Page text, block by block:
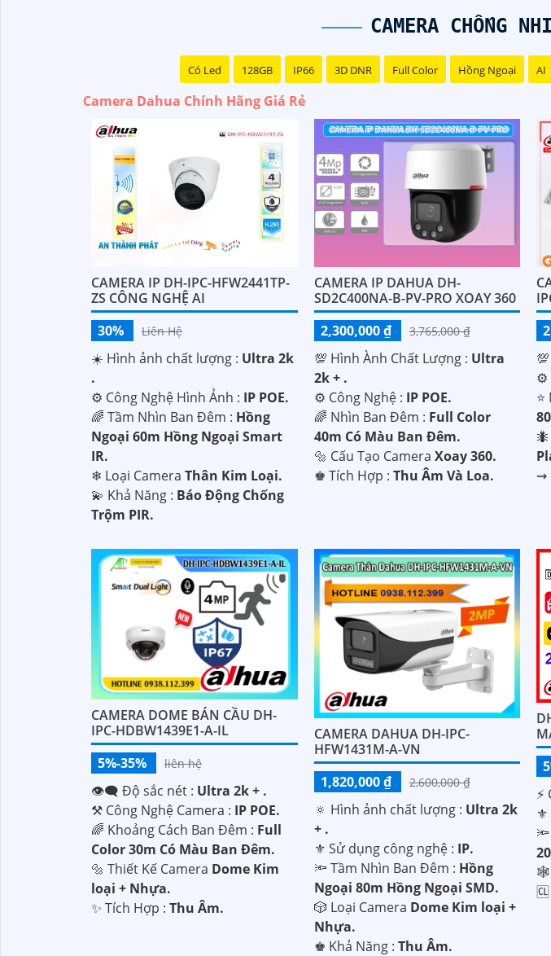
CAMERA CHỐNG
Có Led 128GB IP66 3D DNR Full Color Hồng Ngoại AI
Camera Dahua Chính Hãng Giá Rẻ
CAMERA IP DH-IPC-HFW2441TP-
ZS CÔNG NGHỆ AI
30%
Liên Hệ
☀️ Hình ảnh chất lượng : Ultra 2k
.
⚙ Công Nghệ Hình Ảnh : IP POE.
🌈 Tầm Nhìn Ban Đêm : Hồng
Ngoại 60m Hồng Ngoại Smart
IR.
❄ Loại Camera Thân Kim Loại.
️💫 Khả Năng : Báo Động Chống
Trộm PIR.
CAMERA IP DAHUA DH-
SD2C400NA-B-PV-PRO XOAY 360
2,300,000 ₫
3,765,000 ₫
💯 Hình Ành Chất Lượng : Ultra
2k + .
⚙ Công Nghệ : IP POE.
🌈 Nhìn Ban Đêm : Full Color
40m Có Màu Ban Ðêm.
🔩 Cấu Tạo Camera Xoay 360.
️♚ Tích Hợp : Thu Âm Và Loa.
⚙
️⇝
CAMERA DOME BÁN CẦU DH-
IPC-HDBW1439E1-A-IL
5%-35%
liên hệ
👁️‍🗨 Độ sắc nét : Ultra 2k + .
⚒ Công Nghệ Camera : IP POE.
🌈 Khoảng Cách Ban Đêm : Full
Color 30m Có Màu Ban Ðêm.
🔩 Thiết Kế Camera Dome Kim
loại + Nhựa.
️✨ Tích Hợp : Thu Âm.
CAMERA DAHUA DH-IPC-
HFW1431M-A-VN
1,820,000 ₫
2,600,000 ₫
🔅 Hình ảnh chất lượng : Ultra 2k
+ .
⚜️ Sử dụng công nghệ : IP.
🔦 Tầm Nhìn Ban Đêm : Hồng
Ngoại 80m Hồng Ngoại SMD.
🎲 Loại Camera Dome Kim loại +
Nhựa.
️♚ Khả Năng : Thu Âm.
⚜️
🕸️